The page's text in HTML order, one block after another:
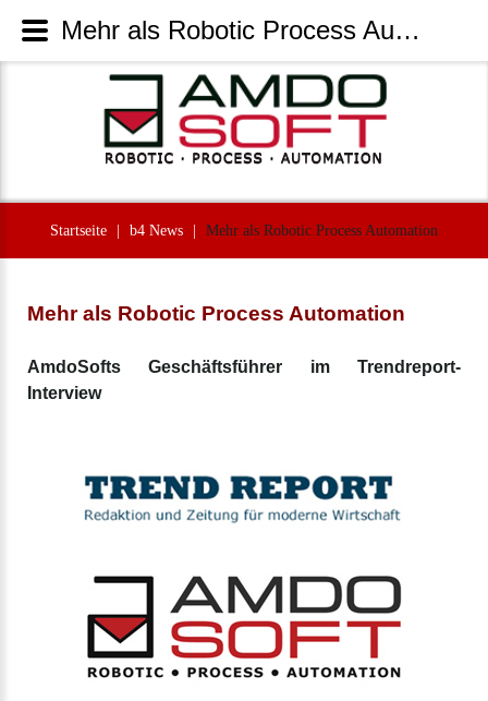
Startseite b4 News Mehr als Robotic Process Automation
Mehr als Robotic Process Automation
AmdoSofts Geschäftsführer im Trendreport-
Interview
Mehr als Robotic Process Automation | AmdoSoft Systems